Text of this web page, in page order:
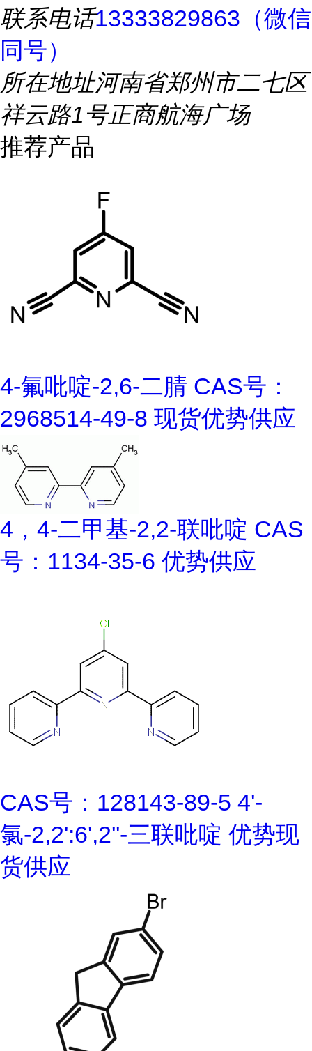
联系电话13333829863（微信
同号）
所在地址河南省郑州市二七区
祥云路1号正商航海广场
推荐产品
4-氟吡啶-2,6-二腈 CAS号：
2968514-49-8 现货优势供应
4，4-二甲基-2,2-联吡啶 CAS
号：1134-35-6 优势供应
CAS号：128143-89-5 4'-
氯-2,2':6',2''-三联吡啶 优势现
货供应